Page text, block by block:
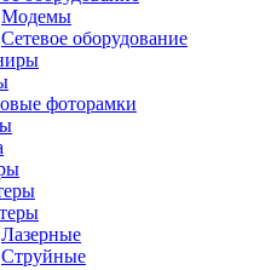
Модемы
Сетевое оборудование
фоторамки
Лазерные
Струйные